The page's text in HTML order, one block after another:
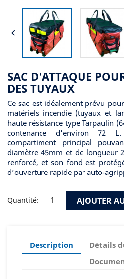

SAC D'ATTAQUE
DES TUYAUX
Ce sac est idéalement prévu
matériels incendie (tuyaux et
haute résistance type Tarpaulin
contenance d'environ 72
compartiment principal
diamètre 45mm et de longueur
renforcé, et son fond est
d’ouverture rapide par auto-
Quantité: AJOUTER
Description
Détails